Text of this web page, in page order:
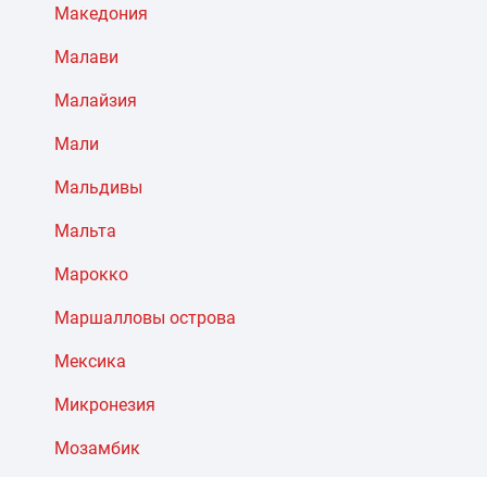
Македония
Малави
Малайзия
Мали
Мальдивы
Мальта
Марокко
Маршалловы острова
Мексика
Микронезия
Мозамбик